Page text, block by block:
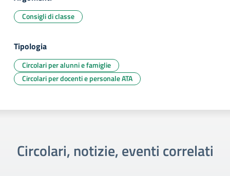
Consigli di classe
Tipologia
Circolari per alunni e famiglie
Circolari per docenti e personale ATA
Circolari, notizie, eventi correlati